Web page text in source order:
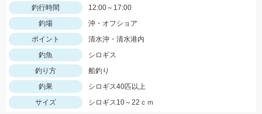
釣行時間
12:00～17:00
釣場
沖・オフショア
ポイント
清水沖・清水港内
釣魚
シロギス
釣り方
船釣り
釣果
シロギス40匹以上
サイズ
シロギス10～22ｃｍ